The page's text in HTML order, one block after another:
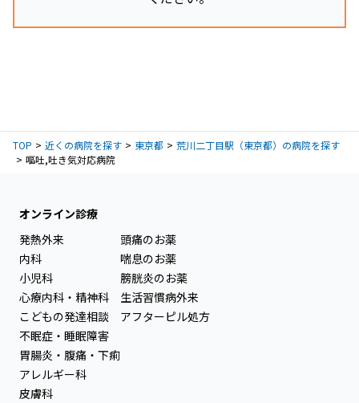
TOP 近くの病院を探す 東京都
荒川二丁目駅（東京都）の病院を探す
嘔吐,吐き気対応病院
オンライン診療
発熱外来
内科
小児科
心療内科・精神科
こどもの発達相談
不眠症・睡眠障害
胃腸炎・腹痛・下痢
アレルギー科
皮膚科
頭痛のお薬
喘息のお薬
膀胱炎のお薬
生活習慣病外来
アフターピル処方